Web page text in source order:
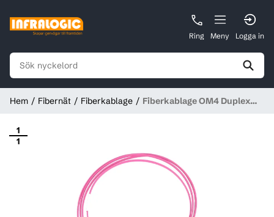
Ring Meny Logga in
Hem Fibernät Fiberkablage
Fiberkablage OM4 Duplex
1
1